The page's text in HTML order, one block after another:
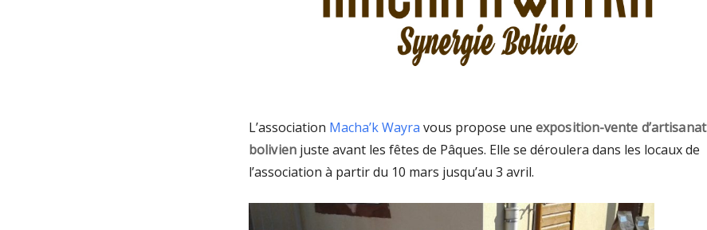
L’association Macha’k Wayra vous propose une exposition-vente d’artisanat
bolivienjuste avant les fêtes de Pâques. Elle se déroulera dans les locaux de
l’association à partir du 10 mars jusqu’au 3 avril.